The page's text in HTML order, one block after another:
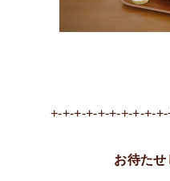
+-+-+-+-+-+-+-+-+-
お待たせ